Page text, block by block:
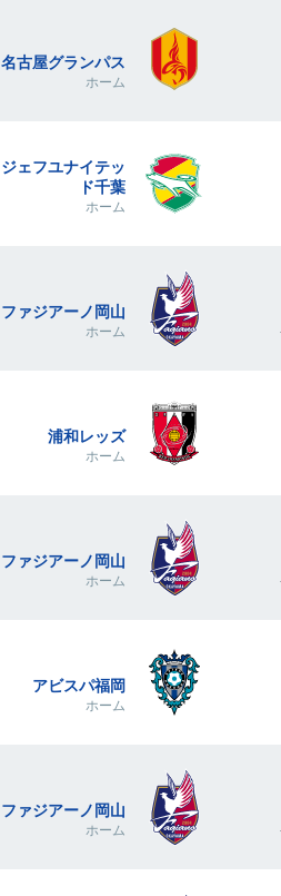
名古屋グランパス
ホーム
ジェフユナイテッ
ド千葉
ホーム
ファジアーノ岡山
ホーム
浦和レッズ
ホーム
ファジアーノ岡山
ホーム
アビスパ福岡
ホーム
ファジアーノ岡山
ホーム